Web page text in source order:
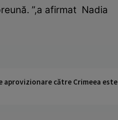
”,a afirmat Nadia
aprovizionare către Crimeea este